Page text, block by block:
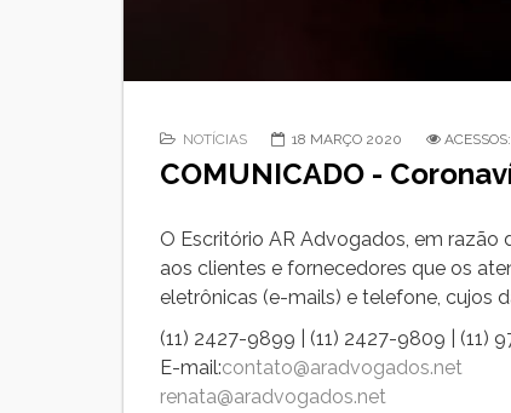
NOTÍCIAS 18 MARÇO 2020
COMUNICADO -
O Escritório AR Advogados, em
aos clientes e fornecedores que os
eletrônicas (e-mails) e telefone, cujos
(11) 2427-9899 | (11) 2427-9809 | (11)
E-mail:contato@aradvogados.net
renata@aradvogados.net